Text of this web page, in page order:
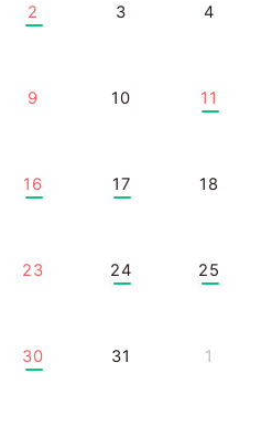
2 3 4
9 10 11
16 17 18
23 24 25
30 31 1